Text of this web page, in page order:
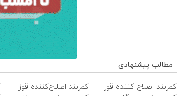
مطالب پیشنهادی
کمربند اصلاح کننده قوز
کمربند اصلاح‌کننده قوز